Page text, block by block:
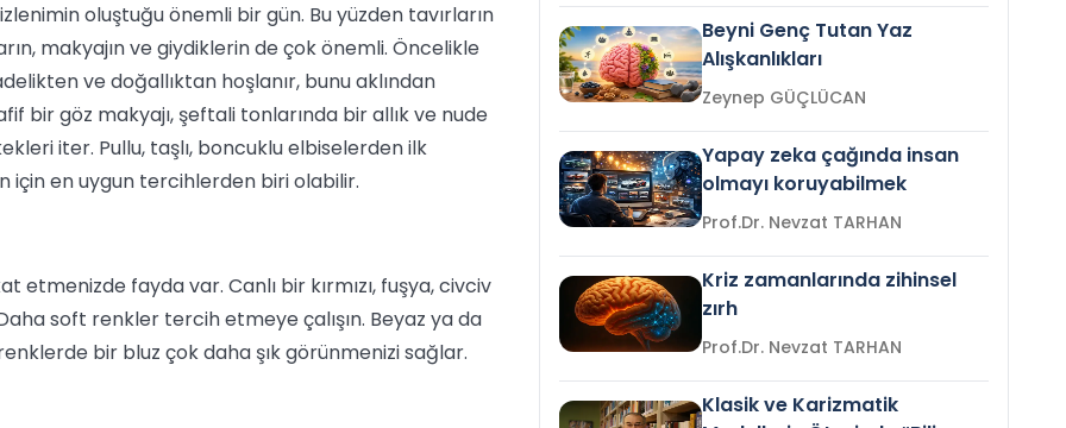
oluştuğu önemli bir gün. Bu yüzden tavırların
makyajın ve giydiklerin de çok önemli. Öncelikle
ve doğallıktan hoşlanır, bunu aklından
bir göz makyajı, şeftali tonlarında bir allık ve nude
iter. Pullu, taşlı, boncuklu elbiselerden ilk
için en uygun tercihlerden biri olabilir.
fayda var. Canlı bir kırmızı, fuşya, civciv
soft renkler tercih etmeye çalışın. Beyaz ya da
bir bluz çok daha şık görünmenizi sağlar.
Beyni Genç Tutan Yaz
Alışkanlıkları
Zeynep GÜÇLÜCAN
Yapay zeka çağında insan
olmayı koruyabilmek
Prof.Dr. Nevzat TARHAN
Kriz zamanlarında zihinsel
zırh
Prof.Dr. Nevzat TARHAN
Klasik ve Karizmatik